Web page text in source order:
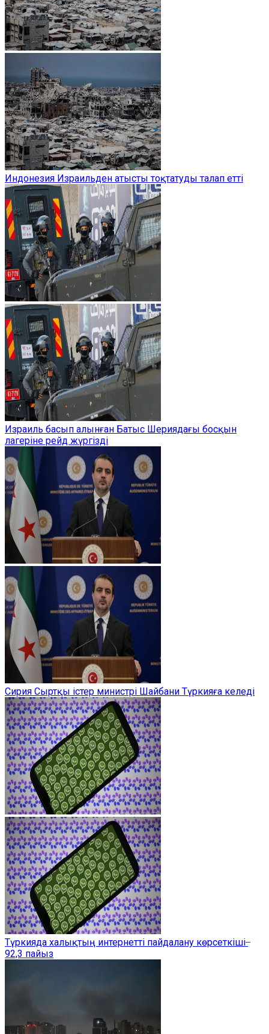
Индонезия Израильден атысты тоқтатуды талап етті
Израиль басып алынған Батыс Шериядағы босқын
лагеріне рейд жүргізді
Сирия Сыртқы істер министрі Шайбани Түркияға келеді
Түркияда халықтың интернетті пайдалану көрсеткіші ̶
92,3 пайыз